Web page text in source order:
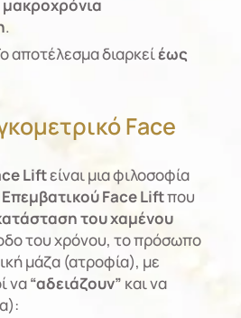
μακροχρόνια
.
αποτέλεσμα διαρκείέως
Face
Liftείναι μια φιλοσοφία
Face Liftπου
του χαμένου
του χρόνου, το πρόσωπο
μάζα (ατροφία), με
να“αδειάζουν” και να